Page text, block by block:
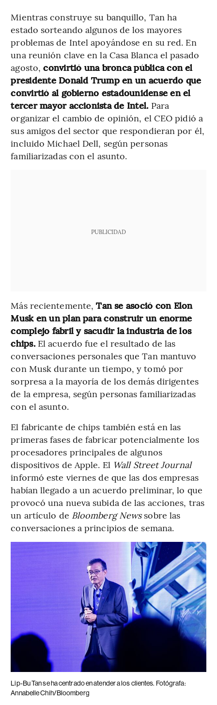
Mientras construye su banquillo, Tan ha
estado sorteando algunos de los mayores
problemas de Intel apoyándose en su red. En
una reunión clave en la Casa Blanca el pasado
agosto, convirtió una bronca pública con el
presidente Donald Trump en un acuerdo que
convirtió al gobierno estadounidense en el
tercer mayor accionista de Intel. Para
organizar el cambio de opinión, el CEO pidió a
sus amigos del sector que respondieran por él,
incluido Michael Dell, según personas
familiarizadas con el asunto.
PUBLICIDAD
Más recientemente,Tan se asoció con Elon
Musk en un plan para construir un enorme
complejo fabril y sacudir la industria de los
chips.El acuerdo fue el resultado de las
conversaciones personales que Tan mantuvo
con Musk durante un tiempo, y tomó por
sorpresa a la mayoría de los demás dirigentes
de la empresa, según personas familiarizadas
con el asunto.
El fabricante de chips también está en las
primeras fases de fabricar potencialmente los
procesadores principales de algunos
dispositivos de Apple. El Wall Street Journal
informó este viernes de que las dos empresas
habían llegado a un acuerdo preliminar, lo que
provocó una nueva subida de las acciones, tras
un artículo de Bloomberg News sobre las
conversaciones a principios de semana.
Lip-Bu Tan se ha centrado en atender a los clientes. Fotógrafa:
Annabelle Chih/Bloomberg